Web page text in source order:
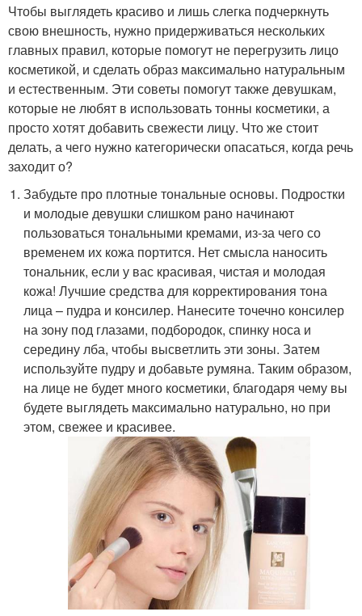
Чтобы выглядеть красиво и лишь слегка подчеркнуть
свою внешность, нужно придерживаться нескольких
главных правил, которые помогут не перегрузить лицо
косметикой, и сделать образ максимально натуральным
и естественным. Эти советы помогут также девушкам,
которые не любят в использовать тонны косметики, а
просто хотят добавить свежести лицу. Что же стоит
делать, а чего нужно категорически опасаться, когда речь
заходит о?
Забудьте про плотные тональные основы. Подростки
и молодые девушки слишком рано начинают
пользоваться тональными кремами, из-за чего со
временем их кожа портится. Нет смысла наносить
тональник, если у вас красивая, чистая и молодая
кожа! Лучшие средства для корректирования тона
лица – пудра и консилер. Нанесите точечно консилер
на зону под глазами, подбородок, спинку носа и
середину лба, чтобы высветлить эти зоны. Затем
используйте пудру и добавьте румяна. Таким образом,
на лице не будет много косметики, благодаря чему вы
будете выглядеть максимально натурально, но при
этом, свежее и красивее.